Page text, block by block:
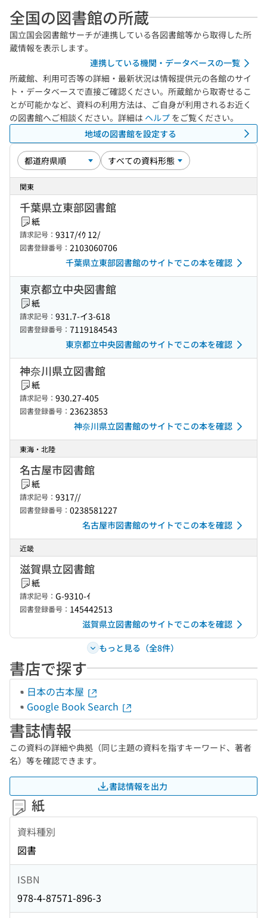
全国の図書館の所蔵
国立国会図書館サーチが連携している各図書館等から取得した所
蔵情報を表示します。
連携している機関・データベースの一覧
所蔵館、利用可否等の詳細・最新状況は情報提供元の各館のサイ
ト・データベースで直接ご確認ください。所蔵館から取寄せるこ
とが可能かなど、資料の利用方法は、ご自身が利用されるお近く
の図書館へご相談ください。詳細は ヘルプ をご覧ください。
地域の図書館を設定する
関東
千葉県立東部図書館
紙
請求記号： 9317/ｲｳ 12/
図書登録番号： 2103060706
千葉県立東部図書館のサイトでこの本を確認
東京都立中央図書館
紙
請求記号： 931.7-イ3-618
図書登録番号： 7119184543
東京都立中央図書館のサイトでこの本を確認
神奈川県立図書館
紙
請求記号： 930.27-405
図書登録番号： 23623853
神奈川県立図書館のサイトでこの本を確認
東海・北陸
名古屋市図書館
紙
請求記号： 9317//
図書登録番号： 0238581227
名古屋市図書館のサイトでこの本を確認
近畿
滋賀県立図書館
紙
請求記号： G-9310-ｲ
図書登録番号： 145442513
滋賀県立図書館のサイトでこの本を確認
もっと見る（全8件）
書店で探す
日本の古本屋
Google Book Search
書誌情報
この資料の詳細や典拠（同じ主題の資料を指すキーワード、著者
名）等を確認できます。
書誌情報を出力
紙
資料種別
図書
ISBN
978-4-87571-896-3